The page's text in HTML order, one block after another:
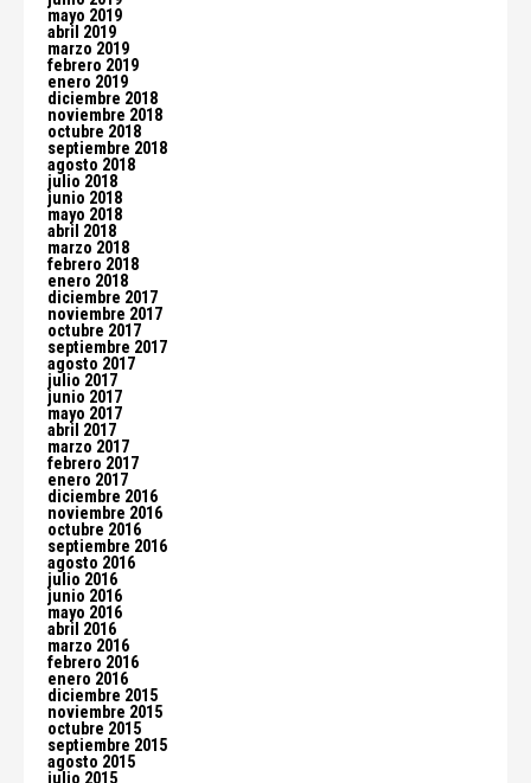
mayo 2019
abril 2019
marzo 2019
febrero 2019
enero 2019
diciembre 2018
noviembre 2018
octubre 2018
septiembre 2018
agosto 2018
julio 2018
junio 2018
mayo 2018
abril 2018
marzo 2018
febrero 2018
enero 2018
diciembre 2017
noviembre 2017
octubre 2017
septiembre 2017
agosto 2017
julio 2017
junio 2017
mayo 2017
abril 2017
marzo 2017
febrero 2017
enero 2017
diciembre 2016
noviembre 2016
octubre 2016
septiembre 2016
agosto 2016
julio 2016
junio 2016
mayo 2016
abril 2016
marzo 2016
febrero 2016
enero 2016
diciembre 2015
noviembre 2015
octubre 2015
septiembre 2015
agosto 2015
julio 2015